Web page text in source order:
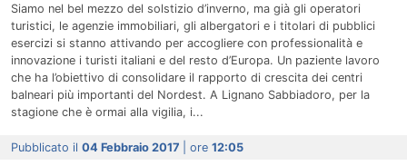
Siamo nel bel mezzo del solstizio d’inverno, ma già gli operatori
turistici, le agenzie immobiliari, gli albergatori e i titolari di pubblici
esercizi si stanno attivando per accogliere con professionalità e
innovazione i turisti italiani e del resto d’Europa. Un paziente lavoro
che ha l’obiettivo di consolidare il rapporto di crescita dei centri
balneari più importanti del Nordest. A Lignano Sabbiadoro, per la
stagione che è ormai alla vigilia, i...
Pubblicato il 04 Febbraio 2017 | ore 12:05